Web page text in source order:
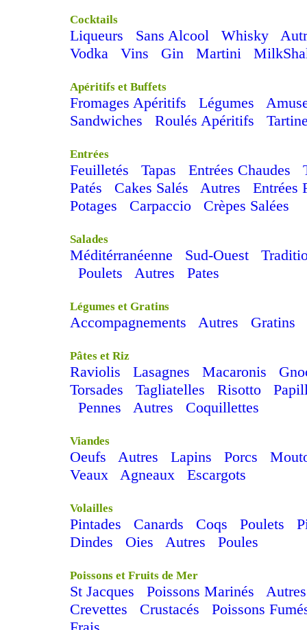
Cocktails
Liqueurs Sans Alcool Whisky
Vodka
Vins Gin Martini
Apéritifs et Buffets
Fromages Apéritifs Légumes
Sandwiches
Roulés Apéritifs
Entrées
Feuilletés Tapas Entrées Chaudes
Patés
Cakes Salés Autres
Entrées
Potages
Carpaccio Crèpes Salées
Salades
Méditérranéenne Sud-Ouest
Poulets
Autres Pates
Légumes et Gratins
Accompagnements Autres Gratins
Pâtes et Riz
Raviolis Lasagnes Macaronis
Torsades
Tagliatelles Risotto
Pennes
Autres Coquillettes
Viandes
Oeufs Autres Lapins Porcs
Veaux
Agneaux Escargots
Volailles
Pintades Canards Coqs Poulets
Dindes
Oies Autres Poules
Poissons et Fruits de Mer
St Jacques Poissons Marinés
Autres
Crevettes
Crustacés
Poissons